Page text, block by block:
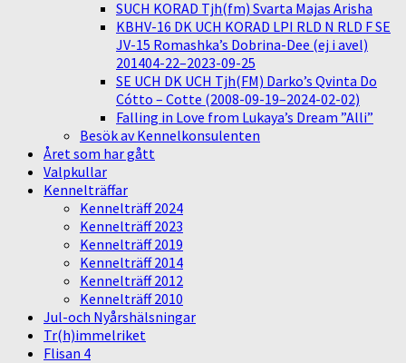
SUCH KORAD Tjh(fm) Svarta Majas Arisha
KBHV-16 DK UCH KORAD LPI RLD N RLD F SE
JV-15 Romashka’s Dobrina-Dee (ej i avel)
201404-22–2023-09-25
SE UCH DK UCH Tjh(FM) Darko’s Qvinta Do
Cótto – Cotte (2008-09-19–2024-02-02)
Falling in Love from Lukaya’s Dream ”Alli”
Besök av Kennelkonsulenten
Året som har gått
Valpkullar
Kennelträffar
Kennelträff 2024
Kennelträff 2023
Kennelträff 2019
Kennelträff 2014
Kennelträff 2012
Kennelträff 2010
Jul-och Nyårshälsningar
Tr(h)immelriket
Flisan 4